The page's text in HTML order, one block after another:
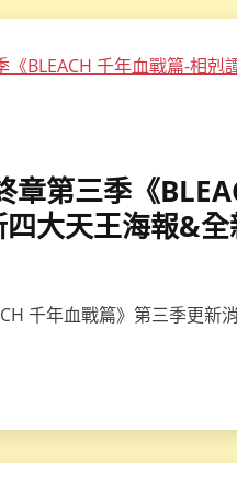
第三季《
大天王海報&全
千年血戰篇》第三季更新